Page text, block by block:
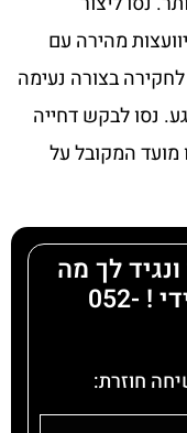
מהירה עם
בצורה נעימה
נסו לבקש דחייה
המקובל על
לך מה
ניתן לעשות באופן מידי ! 052-
חוזרת: